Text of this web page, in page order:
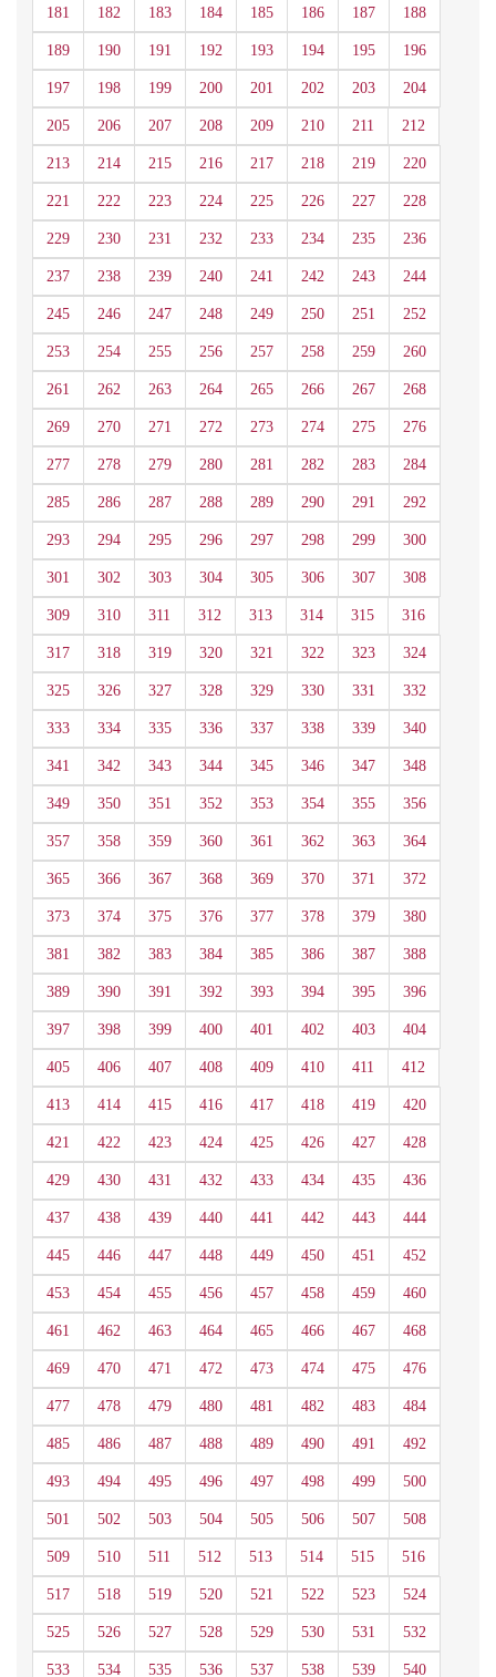
181 182 183 184 185 186 187 188
189 190 191 192 193 194 195 196
197 198 199 200 201 202 203 204
205 206 207 208 209 210 211 212
213 214 215 216 217 218 219 220
221 222 223 224 225 226 227 228
229 230 231 232 233 234 235 236
237 238 239 240 241 242 243 244
245 246 247 248 249 250 251 252
253 254 255 256 257 258 259 260
261 262 263 264 265 266 267 268
269 270 271 272 273 274 275 276
277 278 279 280 281 282 283 284
285 286 287 288 289 290 291 292
293 294 295 296 297 298 299 300
301 302 303 304 305 306 307 308
309 310 311 312 313 314 315 316
317 318 319 320 321 322 323 324
325 326 327 328 329 330 331 332
333 334 335 336 337 338 339 340
341 342 343 344 345 346 347 348
349 350 351 352 353 354 355 356
357 358 359 360 361 362 363 364
365 366 367 368 369 370 371 372
373 374 375 376 377 378 379 380
381 382 383 384 385 386 387 388
389 390 391 392 393 394 395 396
397 398 399 400 401 402 403 404
405 406 407 408 409 410 411 412
413 414 415 416 417 418 419 420
421 422 423 424 425 426 427 428
429 430 431 432 433 434 435 436
437 438 439 440 441 442 443 444
445 446 447 448 449 450 451 452
453 454 455 456 457 458 459 460
461 462 463 464 465 466 467 468
469 470 471 472 473 474 475 476
477 478 479 480 481 482 483 484
485 486 487 488 489 490 491 492
493 494 495 496 497 498 499 500
501 502 503 504 505 506 507 508
509 510 511 512 513 514 515 516
517 518 519 520 521 522 523 524
525 526 527 528 529 530 531 532
533 534 535 536 537 538 539 540